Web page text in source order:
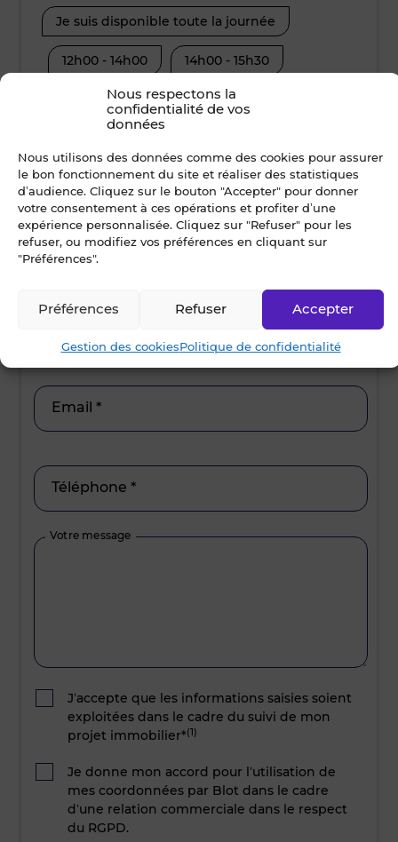
Nous respectons la
confidentialité de vos
données
Nous utilisons des données comme des cookies pour assurer
le bon fonctionnement du site et réaliser des statistiques
d’audience. Cliquez sur le bouton "Accepter" pour donner
votre consentement à ces opérations et profiter d’une
expérience personnalisée. Cliquez sur "Refuser" pour les
refuser, ou modifiez vos préférences en cliquant sur
"Préférences".
Accepter
Refuser
Préférences
Gestion des cookiesPolitique de confidentialité
Je suis disponible toute la journée
12h00 - 14h00 14h00 - 15h30
15h30 - 17h00 17h00 - 19h00
Nom *
Prénom *
Email *
Téléphone *
Votre message
J’accepte que les informations saisies soient
exploitées dans le cadre du suivi de mon
projet immobilier*(1)
Je donne mon accord pour l’utilisation de
mes coordonnées par Blot dans le cadre
d’une relation commerciale dans le respect
du RGPD.